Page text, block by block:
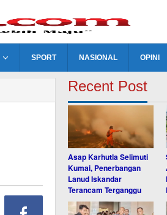
SPORT NASIONAL OPINI
Recent Post
Asap Karhutla Selimuti
Kumai, Penerbangan
Lanud Iskandar
Terancam Terganggu